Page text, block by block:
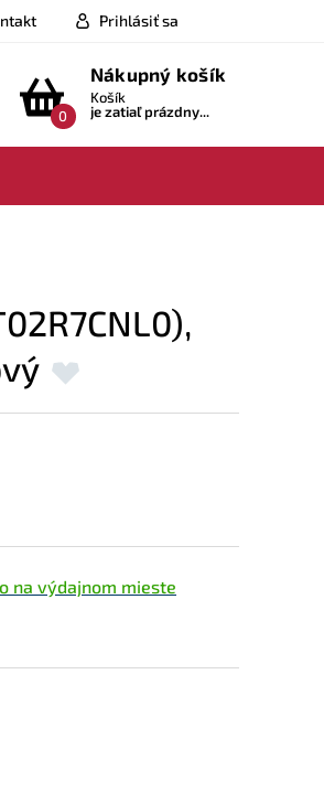
Prihlásiť sa
0
Nákupný košík
Košík
je zatiaľ prázdny...
na výdajnom mieste